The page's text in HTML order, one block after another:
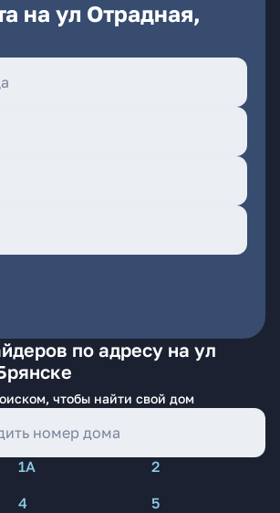
на ул Отрадная,
по адресу на ул
чтобы найти свой дом
1А
2
4
5